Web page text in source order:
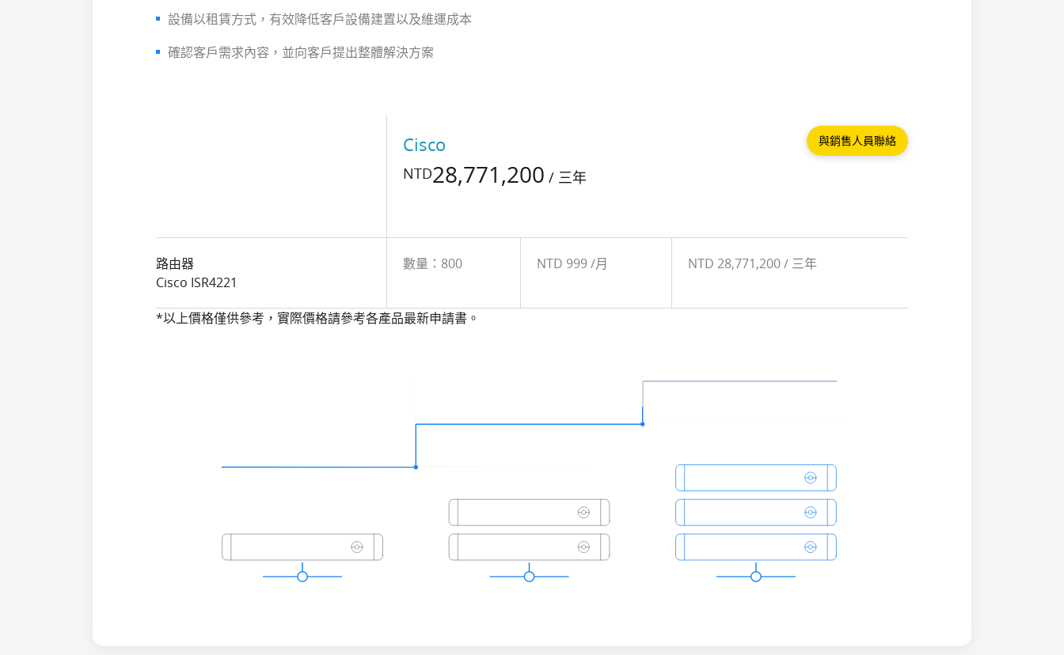
設備以租賃方式，有效降低客戶設備建置以及維運成本
確認客戶需求內容，並向客戶提出整體解決方案
與銷售人員聯絡
Cisco
NTD28,771,200 / 三年
路由器
Cisco ISR4221
數量：800 NTD 999 /月 NTD 28,771,200 / 三年
*以上價格僅供參考，實際價格請參考各產品最新申請書。